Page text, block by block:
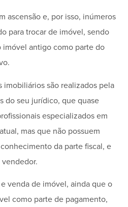
ascensão e, por isso, inúmeros
para trocar de imóvel, sendo
antigo como parte do
imobiliários são realizados pela
do seu jurídico, que quase
especializados em
mas que não possuem
da parte fiscal, e
vendedor.
venda de imóvel, ainda que o
como parte de pagamento,